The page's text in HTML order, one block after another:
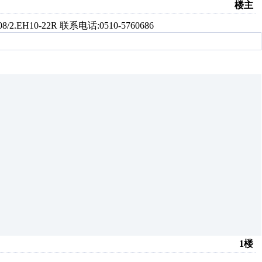
楼主
2.EH10-22R 联系电话:0510-5760686
1楼